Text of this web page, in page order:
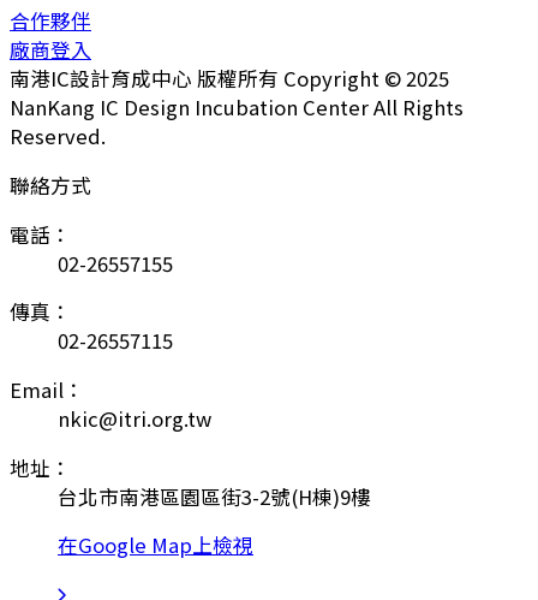
合作夥伴
廠商登入
南港IC設計育成中心 版權所有 Copyright © 2025
NanKang IC Design Incubation Center All Rights
Reserved.
聯絡方式
電話：
02-26557155
傳真：
02-26557115
Email：
nkic@itri.org.tw
地址：
台北市南港區園區街3-2號(H棟)9樓
在Google Map上檢視